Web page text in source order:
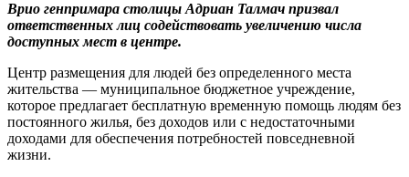
Врио генпримара столицы Адриан Талмач призвал
ответственных лиц содействовать увеличению числа
доступных мест в центре.
Центр размещения для людей без определенного места
жительства — муниципальное бюджетное учреждение,
которое предлагает бесплатную временную помощь людям без
постоянного жилья, без доходов или с недостаточными
доходами для обеспечения потребностей повседневной
жизни.